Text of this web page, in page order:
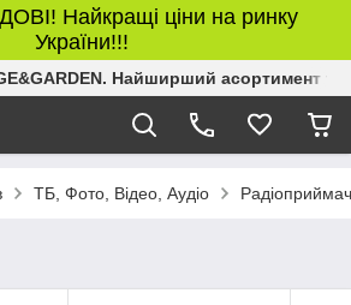
Найкращі ціни на ринку
України!!!
Найширший асортимент
ТБ, Фото, Відео, Аудіо